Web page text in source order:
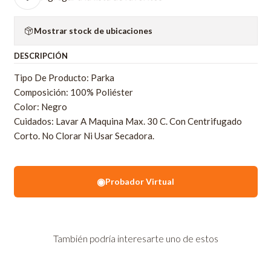
Mostrar stock de ubicaciones
DESCRIPCIÓN
Tipo De Producto: Parka
Composición: 100% Poliéster
Color: Negro
Cuidados: Lavar A Maquina Max. 30 C. Con Centrifugado
Corto. No Clorar Ni Usar Secadora.
◉Probador Virtual
También podría interesarte uno de estos